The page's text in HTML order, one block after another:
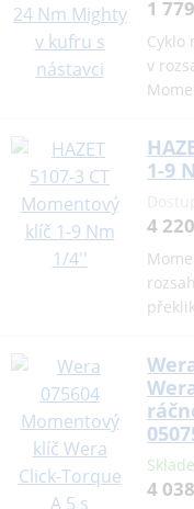
1
Cyklo
v
1-9
4
4